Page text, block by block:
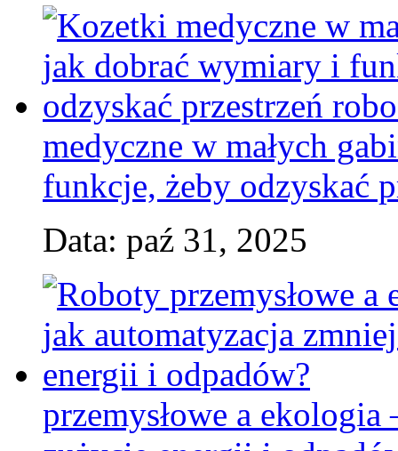
medyczne w małych
funkcje, żeby odzyskać
Data: paź 31, 2025
przemysłowe a